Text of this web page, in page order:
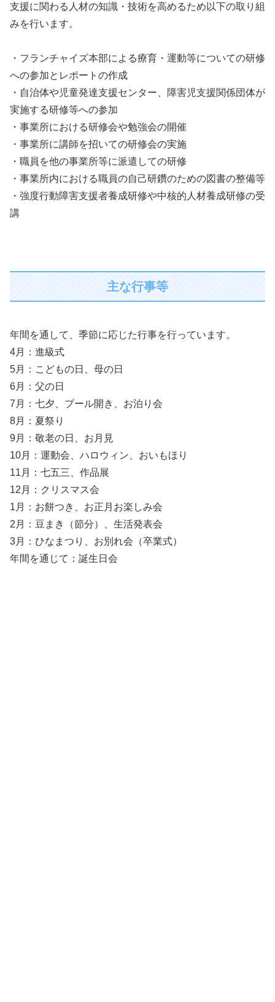
支援に関わる人材の知識・技術を高めるため以下の取り組
みを行います。
・フランチャイズ本部による療育・運動等についての研修
への参加とレポートの作成
・自治体や児童発達支援センター、障害児支援関係団体が
実施する研修等への参加
・事業所における研修会や勉強会の開催
・事業所に講師を招いての研修会の実施
・職員を他の事業所等に派遣しての研修
・事業所内における職員の自己研鑽のための図書の整備等
・強度行動障害支援者養成研修や中核的人材養成研修の受
講
主な行事等
年間を通して、季節に応じた行事を行っています。
4月：進級式
5月：こどもの日、母の日
6月：父の日
7月：七夕、プール開き、お泊り会
8月：夏祭り
9月：敬老の日、お月見
10月：運動会、ハロウィン、おいもほり
11月：七五三、作品展
12月：クリスマス会
1月：お餅つき、お正月お楽しみ会
2月：豆まき（節分）、生活発表会
3月：ひなまつり、お別れ会（卒業式）
年間を通じて：誕生日会